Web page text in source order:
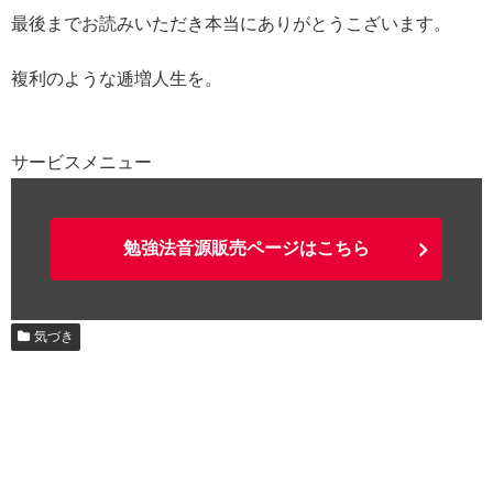
最後までお読みいただき本当にありがとうこざいます。
複利のような逓増人生を。
サービスメニュー
勉強法音源販売ページはこちら
気づき